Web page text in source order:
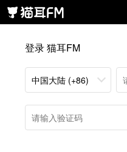
登录 猫耳FM
中国大陆 (+86)